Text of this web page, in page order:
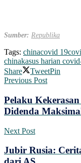
Sumber: Republika
Tags: chinacovid 19
chinakasus harian
Share
TweetPin
Previous Post
Pelaku
Didenda
Next Post
Jubir Rusia: